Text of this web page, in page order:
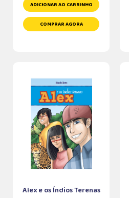
ADICIONAR AO CARRINHO
COMPRAR AGORA
Alex e os Índios Terenas